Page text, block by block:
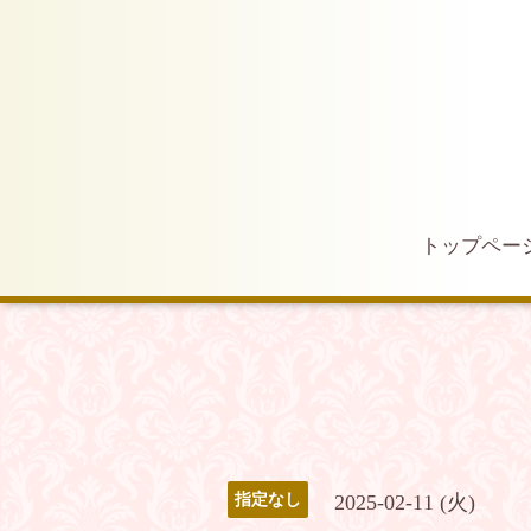
トップペー
指定なし 2025-02-11 (火)